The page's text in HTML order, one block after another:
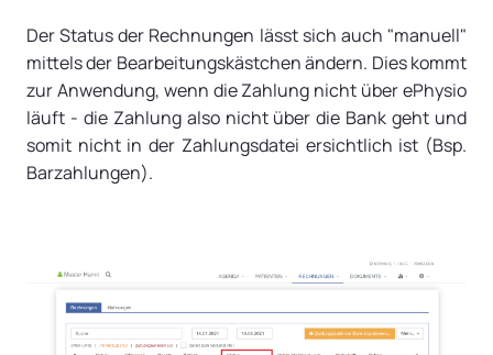
Der Status der Rechnungen lässt sich auch "manuell"
mittels der Bearbeitungskästchen ändern. Dies kommt
zur Anwendung, wenn die Zahlung nicht über ePhysio
läuft - die Zahlung also nicht über die Bank geht und
somit nicht in der Zahlungsdatei ersichtlich ist (Bsp.
Barzahlungen).